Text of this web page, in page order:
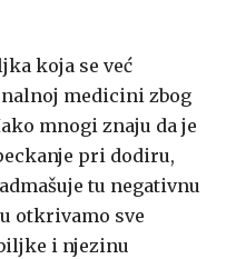
koja se već
medicini zbog
mnogi znaju da je
pri dodiru,
tu negativnu
otkrivamo sve
i njezinu